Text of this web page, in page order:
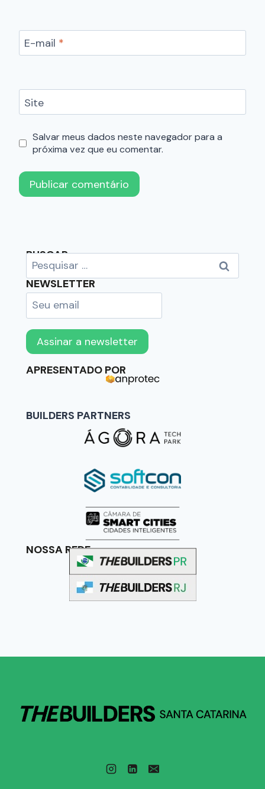
E-mail *
Site
Salvar meus dados neste navegador para a
próxima vez que eu comentar.
BUSCAR
NEWSLETTER
APRESENTADO POR
BUILDERS PARTNERS
NOSSA REDE